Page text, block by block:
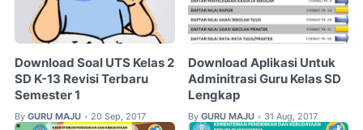
Download Soal UTS Kelas 2
SD K-13 Revisi Terbaru
Semester 1
By GURU MAJU • 20 Sep, 2017
Download Aplikasi Untuk
Adminitrasi Guru Kelas SD
Lengkap
By GURU MAJU • 31 Aug, 2017